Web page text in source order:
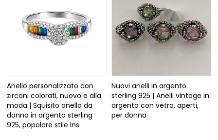
Anello personalizzato con
zirconi colorati, nuovo e alla
moda | Squisito anello da
donna in argento sterling
925, popolare stile Ins
Nuovi anelli in argento
sterling 925 | Anelli vintage in
argento con vetro, aperti,
per donna